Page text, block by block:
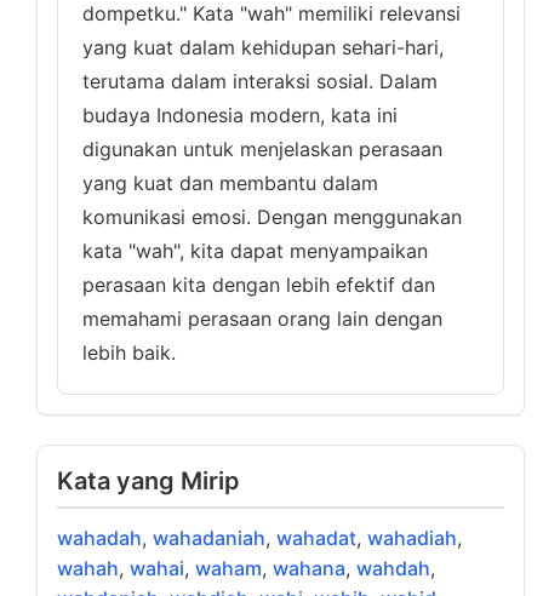
dompetku." Kata "wah" memiliki relevansi
yang kuat dalam kehidupan sehari-hari,
terutama dalam interaksi sosial. Dalam
budaya Indonesia modern, kata ini
digunakan untuk menjelaskan perasaan
yang kuat dan membantu dalam
komunikasi emosi. Dengan menggunakan
kata "wah", kita dapat menyampaikan
perasaan kita dengan lebih efektif dan
memahami perasaan orang lain dengan
lebih baik.
Kata yang Mirip
wahadah, wahadaniah, wahadat, wahadiah,
wahah, wahai, waham, wahana, wahdah,